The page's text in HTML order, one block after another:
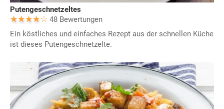
Putengeschnetzeltes
48 Bewertungen
Ein köstliches und einfaches Rezept aus der schnellen Küche
ist dieses Putengeschnetzelte.